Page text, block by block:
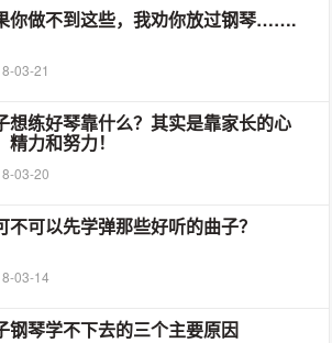
你做不到这些，我劝你放过钢琴…….
03-21
想练好琴靠什么？其实是靠家长的心
精力和努力！
03-20
不可以先学弹那些好听的曲子？
03-14
钢琴学不下去的三个主要原因